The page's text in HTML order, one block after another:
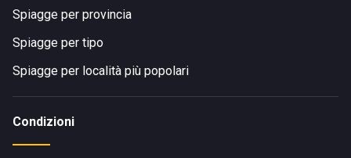
Spiagge per provincia
Spiagge per tipo
Spiagge per località più popolari
Condizioni